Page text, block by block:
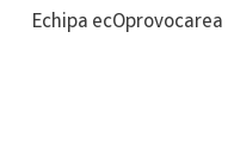
Echipa ecOprovocarea